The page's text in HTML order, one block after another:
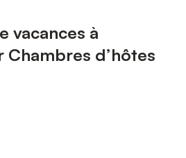
vacances à
d’hôtes